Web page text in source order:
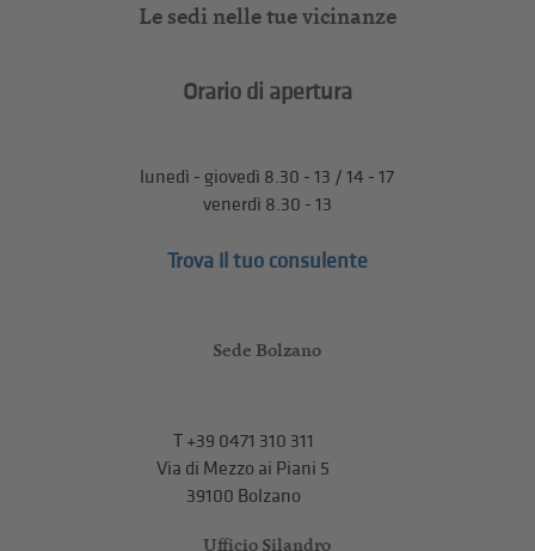
Le sedi nelle tue vicinanze
Orario di apertura
lunedì - giovedì 8.30 - 13 / 14 - 17
venerdì 8.30 - 13
Trova il tuo consulente
Sede Bolzano
T+39 0471 310 311
Via di Mezzo ai Piani 5
39100 Bolzano
Ufficio Silandro